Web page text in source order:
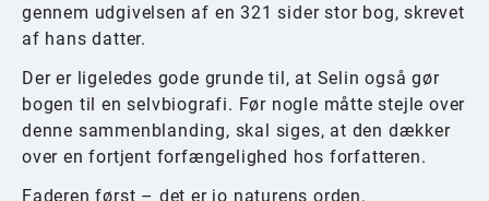
gennem udgivelsen af en 321 sider stor bog, skrevet
af hans datter.
Der er ligeledes gode grunde til, at Selin også gør
bogen til en selvbiografi. Før nogle måtte stejle over
denne sammenblanding, skal siges, at den dækker
over en fortjent forfængelighed hos forfatteren.
Faderen først – det er jo naturens orden.